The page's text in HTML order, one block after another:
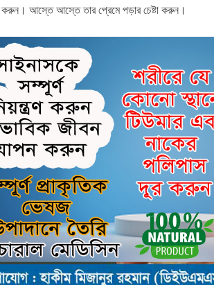
করুন। আস্তে আস্তে তার প্রেমে পড়ার চেষ্টা করুন।